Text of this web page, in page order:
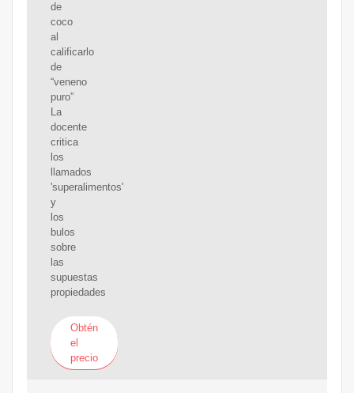
de
coco
al
calificarlo
de
“veneno
puro”
La
docente
critica
los
llamados
'superalimentos'
y
los
bulos
sobre
las
supuestas
propiedades
Obtén
el
precio